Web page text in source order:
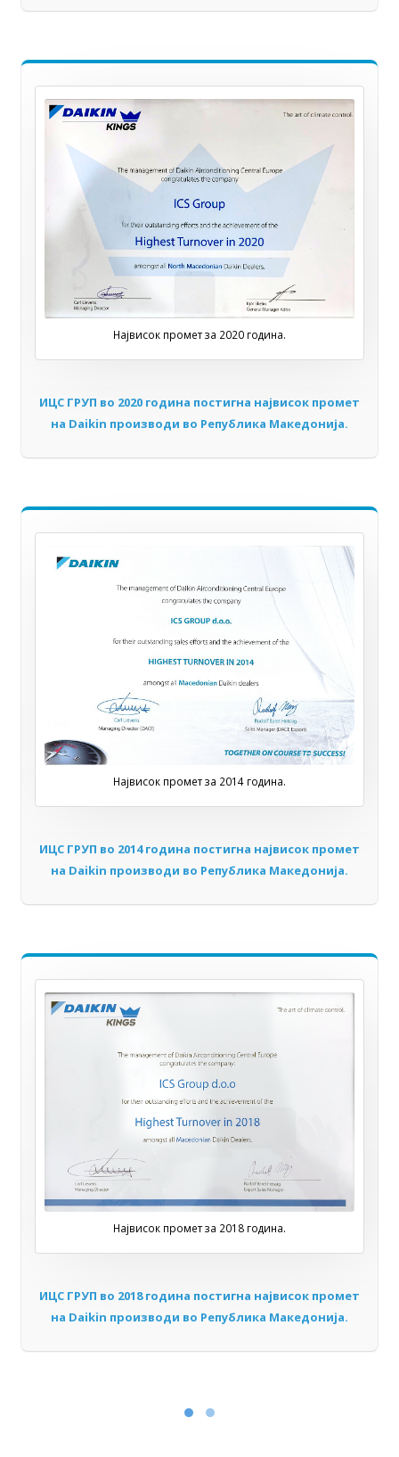
Највисок промет за 2020 година.
ИЦС ГРУП во 2020 година постигна највисок промет
на Daikin производи во Република Македонија.
Највисок промет за 2014 година.
ИЦС ГРУП во 2014 година постигна највисок промет
на Daikin производи во Република Македонија.
Највисок промет за 2018 година.
ИЦС ГРУП во 2018 година постигна највисок промет
на Daikin производи во Република Македонија.